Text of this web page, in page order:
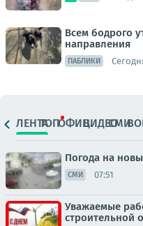
Всем бодрого
направления
ПАБЛИКИ
ЛЕНТАТОПОФИЦ.ВИДЕОСМИ
Погода на
СМИ 07:51
Уважаемые
строительной